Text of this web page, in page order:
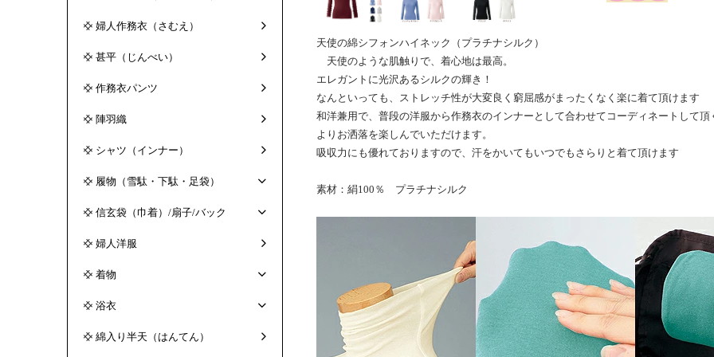
天使の綿シフォンハイネック（プラチナシルク）
天使のような肌触りで、着心地は最高。
エレガントに光沢あるシルクの輝き！
なんといっても、ストレッチ性が大変良く窮屈感がまったくなく楽に着て頂けます
和洋兼用で、普段の洋服から作務衣のインナーとして合わせてコーディネートして頂
よりお洒落を楽しんでいただけます。
吸収力にも優れておりますので、汗をかいてもいつでもさらりと着て頂けます
素材：絹100％ プラチナシルク
婦人作務衣（さむえ）
甚平（じんべい）
作務衣パンツ
陣羽織
シャツ（インナー）
履物（雪駄・下駄・足袋）
信玄袋（巾着）/扇子/バック
婦人洋服
着物
浴衣
綿入り半天（はんてん）